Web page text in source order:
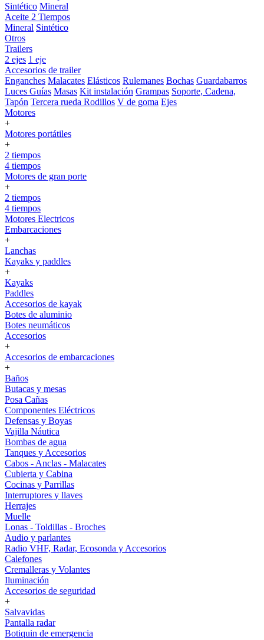
Sintético Mineral
Aceite 2 Tiempos
Mineral Sintético
Otros
Trailers
2 ejes 1 eje
Accesorios de trailer
Enganches Malacates Elásticos Rulemanes Bochas Guardabarros
Luces Guías Masas Kit instalación Grampas Soporte, Cadena,
Tapón Tercera rueda Rodillos V de goma Ejes
Motores
+
Motores portátiles
+
2 tiempos
4 tiempos
Motores de gran porte
+
2 tiempos
4 tiempos
Motores Electricos
Embarcaciones
+
Lanchas
Kayaks y paddles
+
Kayaks
Paddles
Accesorios de kayak
Botes de aluminio
Botes neumáticos
Accesorios
+
Accesorios de embarcaciones
+
Baños
Butacas y mesas
Posa Cañas
Componentes Eléctricos
Defensas y Boyas
Vajilla Náutica
Bombas de agua
Tanques y Accesorios
Cabos - Anclas - Malacates
Cubierta y Cabina
Cocinas y Parrillas
Interruptores y llaves
Herrajes
Muelle
Lonas - Toldillas - Broches
Audio y parlantes
Radio VHF, Radar, Ecosonda y Accesorios
Calefones
Cremalleras y Volantes
Iluminación
Accesorios de seguridad
+
Salvavidas
Pantalla radar
Botiquin de emergencia